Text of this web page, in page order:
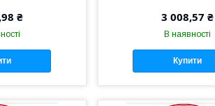
₴ 3 008,57 ₴
В наявності
Купити